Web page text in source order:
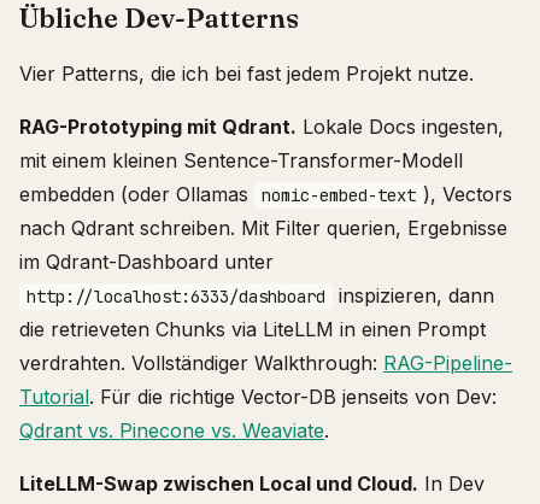
Übliche Dev-Patterns
Vier Patterns, die ich bei fast jedem Projekt nutze.
RAG-Prototyping mit Qdrant. Lokale Docs ingesten,
mit einem kleinen Sentence-Transformer-Modell
embedden (oder Ollamas
nomic-embed-text ), Vectors
nach Qdrant schreiben. Mit Filter querien, Ergebnisse
im Qdrant-Dashboard unter
http://localhost:6333/dashboard
inspizieren, dann
die retrieveten Chunks via LiteLLM in einen Prompt
verdrahten. Vollständiger Walkthrough: RAG-Pipeline-
Tutorial. Für die richtige Vector-DB jenseits von Dev:
Qdrant vs. Pinecone vs. Weaviate.
LiteLLM-Swap zwischen Local und Cloud. In Dev